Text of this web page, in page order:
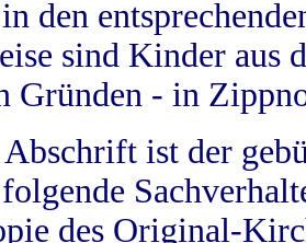
den
sind Kinder aus
Gründen - in
ist der
des Original-